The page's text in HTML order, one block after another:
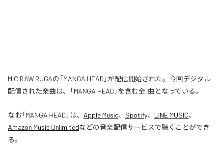
MIC RAW RUGAの「MANGA HEAD」が配信開始された。今回デジタル
配信された楽曲は、「MANGA HEAD」を含む全1曲となっている。
なお「MANGA HEAD 」は、 Apple Music、 Spotify、 LINE MUSIC、
Amazon Music Unlimitedなどの音楽配信サービスで聴くことができ
る。